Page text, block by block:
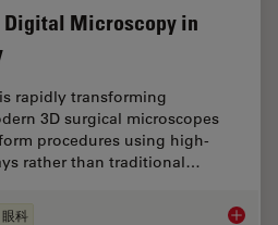
Digital Microscopy in
rapidly transforming
3D surgical microscopes
procedures using high-
rather than traditional…
眼科 4 Key